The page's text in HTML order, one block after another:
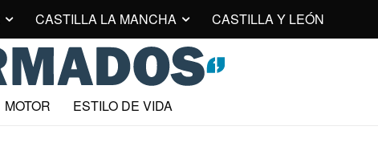
CASTILLA LA MANCHA CASTILLA Y LEÓN
MOTOR ESTILO DE VIDA